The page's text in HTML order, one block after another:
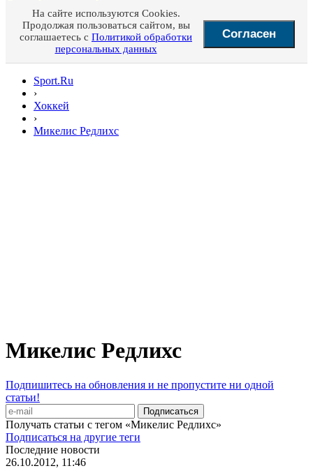
На сайте используются Cookies.
Продолжая пользоваться сайтом, вы
соглашаетесь с Политикой обработки
персональных данных
Согласен
Sport.Ru
›
Хоккей
›
Микелис Редлихс
Микелис Редлихс
Подпишитесь на обновления и не пропустите ни одной
статьи!
Получать статьи с тегом «Микелис Редлихс»
Подписаться на другие теги
Последние новости
26.10.2012, 11:46